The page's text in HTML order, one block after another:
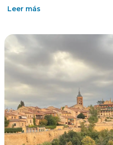
Leer más